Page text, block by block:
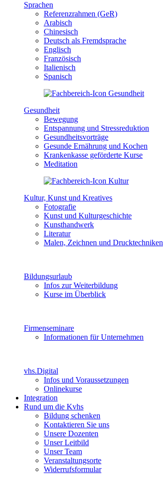
Sprachen
Referenzrahmen (GeR)
Arabisch
Chinesisch
Deutsch als Fremdsprache
Englisch
Französisch
Italienisch
Spanisch
Gesundheit
Bewegung
Entspannung und Stressreduktion
Gesundheitsvorträge
Gesunde Ernährung und Kochen
Krankenkasse geförderte Kurse
Meditation
Kultur, Kunst und Kreatives
Fotografie
Kunst und Kulturgeschichte
Kunsthandwerk
Literatur
Malen, Zeichnen und Drucktechniken
Bildungsurlaub
Infos zur Weiterbildung
Kurse im Überblick
Firmenseminare
Informationen für Unternehmen
vhs.Digital
Infos und Voraussetzungen
Onlinekurse
Integration
Rund um die Kvhs
Bildung schenken
Kontaktieren Sie uns
Unsere Dozenten
Unser Leitbild
Unser Team
Veranstaltungsorte
Widerrufsformular